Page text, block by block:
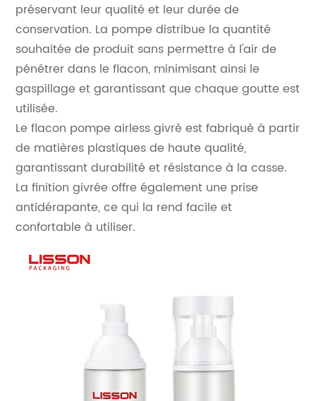
préservant leur qualité et leur durée de
conservation. La pompe distribue la quantité
souhaitée de produit sans permettre à l'air de
pénétrer dans le flacon, minimisant ainsi le
gaspillage et garantissant que chaque goutte est
utilisée.
Le flacon pompe airless givré est fabriqué à partir
de matières plastiques de haute qualité,
garantissant durabilité et résistance à la casse.
La finition givrée offre également une prise
antidérapante, ce qui la rend facile et
confortable à utiliser.